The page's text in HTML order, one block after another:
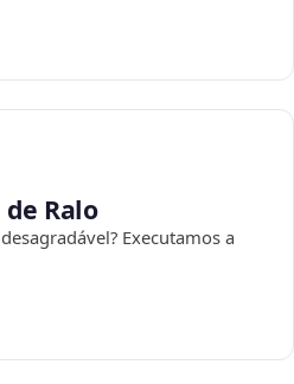
Ralo
Executamos a